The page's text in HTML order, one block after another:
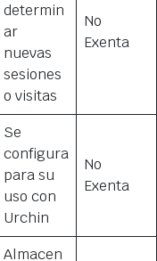
determin
ar
nuevas
sesiones
o visitas
No
Exenta
Se
configura
para su
uso con
Urchin
No
Exenta
Almacen